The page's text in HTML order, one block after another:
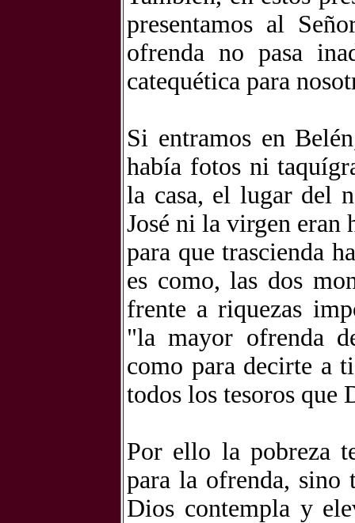
presentamos al
ofrenda no pasa
catequética para
Si entramos en
había fotos ni
la casa, el lugar del
José ni la virgen eran
para que trascienda
es como, las dos
frente a riquezas
"la mayor ofrenda
como para decirte a
todos los tesoros que
Por ello la pobreza
para la ofrenda, sino
Dios contempla y